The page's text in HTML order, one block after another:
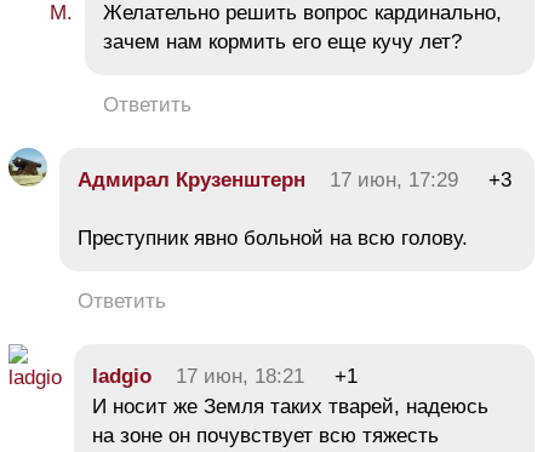
Желательно решить вопрос кардинально,
зачем нам кормить его еще кучу лет?
Ответить
Адмирал Крузенштерн 17 июн, 17:29 +3
Преступник явно больной на всю голову.
Ответить
ladgio 17 июн, 18:21
+1
И носит же Земля таких тварей, надеюсь
на зоне он почувствует всю тяжесть